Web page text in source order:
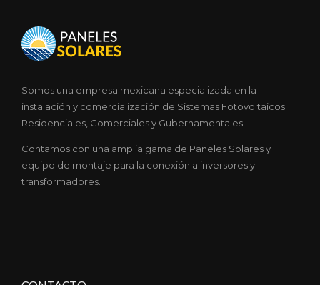
Somos una empresa mexicana especializada en la
instalación y comercialización de Sistemas Fotovoltaicos
Residenciales, Comerciales y Gubernamentales
Contamos con una amplia gama de Paneles Solares y
equipo de montaje para la conexión a inversores y
transformadores.